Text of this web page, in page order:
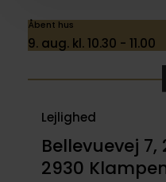
Åbent hus
9. aug. kl. 10.30 - 11.00
Lejlighed
Bellevuevej 7,
2930